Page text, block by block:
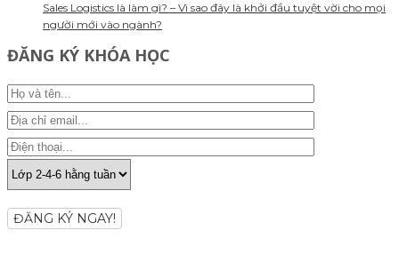
Sales Logistics là làm gì? – Vì sao đây là khởi đầu tuyệt vời cho mọi
người mới vào ngành?
ĐĂNG KÝ KHÓA HỌC
ĐĂNG KÝ NGAY!